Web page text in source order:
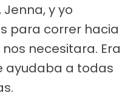
y yo
para correr hacia
necesitara. Era
ayudaba a todas